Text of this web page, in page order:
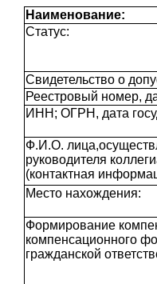
Наименование:
Статус:
Свидетельство о
Реестровый номер,
ИНН; ОГРН, дата
Ф.И.О.
руководителя
(контактная
Место нахождения:
Формирование
компенсационного
гражданской